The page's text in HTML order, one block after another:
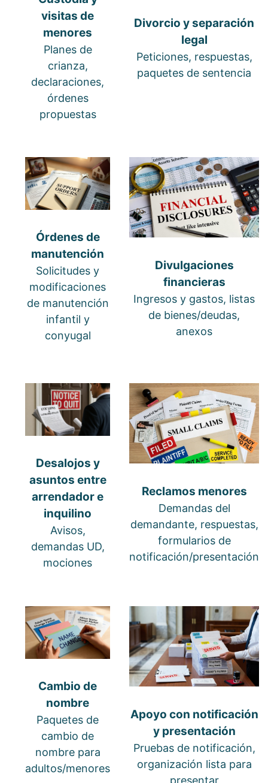
visitas de
menores
Planes de
crianza,
declaraciones,
órdenes
propuestas
Divorcio y separación
legal
Peticiones, respuestas,
paquetes de sentencia
Órdenes de
manutención
Solicitudes y
modificaciones
de manutención
infantil y
conyugal
Divulgaciones
financieras
Ingresos y gastos, listas
de bienes/deudas,
anexos
Desalojos y
asuntos entre
arrendador e
inquilino
Avisos,
demandas UD,
mociones
Reclamos menores
Demandas del
demandante, respuestas,
formularios de
notificación/presentación
Cambio de
nombre
Paquetes de
cambio de
nombre para
adultos/menores
Apoyo con notificación
y presentación
Pruebas de notificación,
organización lista para
presentar